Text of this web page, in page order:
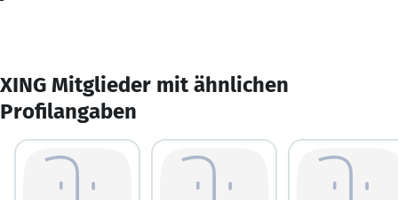
XING Mitglieder mit ähnlichen
Profilangaben